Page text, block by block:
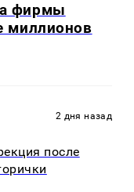
фирмы
миллионов
2 дня назад
после